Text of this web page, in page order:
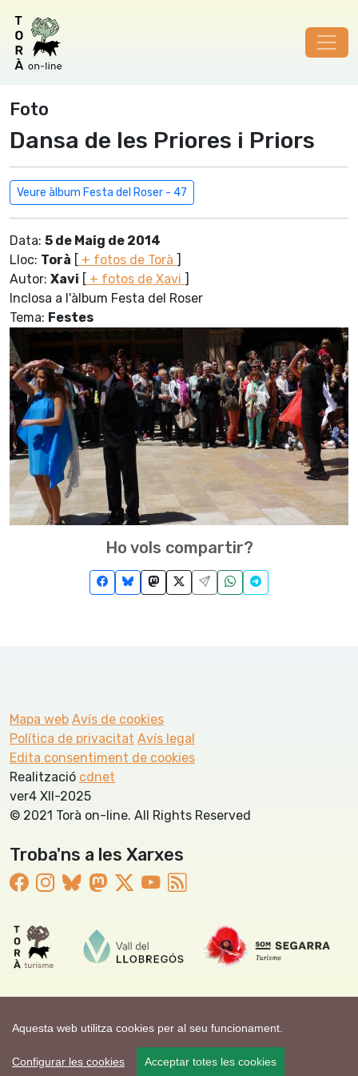
Aquesta web utilitza cookies per al seu funcionament.
Configurar les cookies Acceptar totes les cookies
Foto
Dansa de les Priores i Priors
Veure àlbum Festa del Roser - 47
Data: 5 de Maig de 2014
Lloc: Torà [ + fotos de Torà ]
Autor: Xavi [ + fotos de Xavi ]
Inclosa a l'àlbum Festa del Roser
Tema: Festes
Ho vols compartir?
Mapa web Avís de cookies
Política de privacitat Avís legal
Edita consentiment de cookies
Realització cdnet
ver4 XII-2025
© 2021 Torà on-line. All Rights Reserved
Troba'ns a les Xarxes